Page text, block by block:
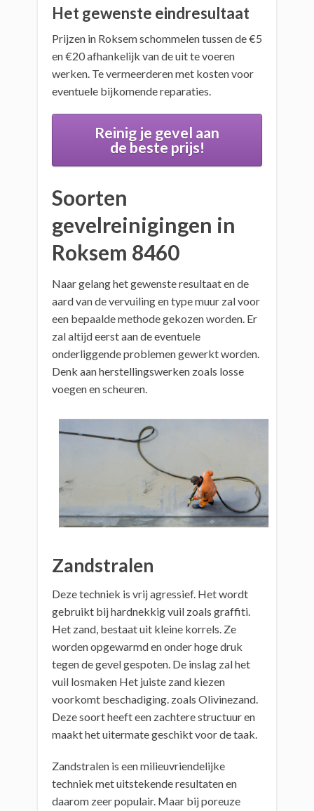
Het gewenste eindresultaat
Prijzen in Roksem schommelen tussen de €5
en €20 afhankelijk van de uit te voeren
werken. Te vermeerderen met kosten voor
eventuele bijkomende reparaties.
Reinig je gevel aan
de beste prijs!
Soorten
gevelreinigingen in
Roksem 8460
Naar gelang het gewenste resultaat en de
aard van de vervuiling en type muur zal voor
een bepaalde methode gekozen worden. Er
zal altijd eerst aan de eventuele
onderliggende problemen gewerkt worden.
Denk aan herstellingswerken zoals losse
voegen en scheuren.
Zandstralen
Deze techniek is vrij agressief. Het wordt
gebruikt bij hardnekkig vuil zoals graffiti.
Het zand, bestaat uit kleine korrels. Ze
worden opgewarmd en onder hoge druk
tegen de gevel gespoten. De inslag zal het
vuil losmaken Het juiste zand kiezen
voorkomt beschadiging. zoals Olivinezand.
Deze soort heeft een zachtere structuur en
maakt het uitermate geschikt voor de taak.
Zandstralen is een milieuvriendelijke
techniek met uitstekende resultaten en
daarom zeer populair. Maar bij poreuze